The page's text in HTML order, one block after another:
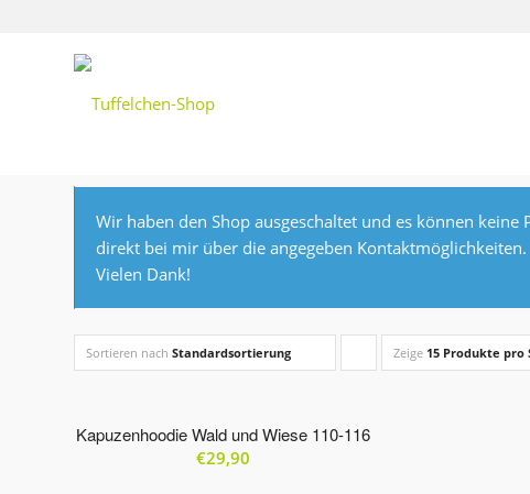
Wir haben den Shop ausgeschaltet und es können
direkt bei mir über die angegeben Kontaktmöglichkeiten.
Vielen Dank!
Sortieren nach Standardsortierung Klicke,
Zeige 15 Produkte pro
Kapuzenhoodie Wald und Wiese 110-116
€29,90